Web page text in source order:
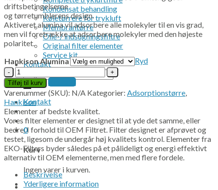
Kondensat behandling
Køletørrere for trykluft
Membrantørre
Olie-/ indsugningsfiltre
Original filter elementer
Service kit
Kontakt
efter:
Kontakt
0
Kurv
Ingen varer i kurven.
driftsbetingelserne
og tørretumblerens design.
Aktiveret alumina vil adsorbere alle molekyler til en vis grad,
men vil foretrække at adsorbere molekyler med den højeste
polaritet.
Hankison Alumina
Ryd
Hankison
Alumina
antal
Tilføj til kurv
Kontakt
Varenummer (SKU): N/A Kategorier: Adsorptionstørre,
Hankison
Elementer af bedste kvalitet.
Vores filter elementer er designet til at yde det samme, eller
bedre. I forhold til OEM Filtret. Filter designet er afprøvet og
testet, ligesom de undergår høj kvalitets kontrol. Elementer fra
EKO-Filters byder således på et pålideligt og energi effektivt
alternativ til OEM elementerne, men med flere fordele.
Beskrivelse
Yderligere information